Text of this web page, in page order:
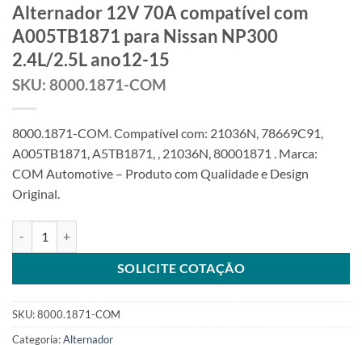
Alternador 12V 70A compatível com
A005TB1871 para Nissan NP300
2.4L/2.5L ano12-15
SKU: 8000.1871-COM
8000.1871-COM. Compatível com: 21036N, 78669C91,
A005TB1871, A5TB1871, , 21036N, 80001871 . Marca:
COM Automotive – Produto com Qualidade e Design
Original.
SOLICITE COTAÇÃO
SKU:8000.1871-COM
Categoria:Alternador